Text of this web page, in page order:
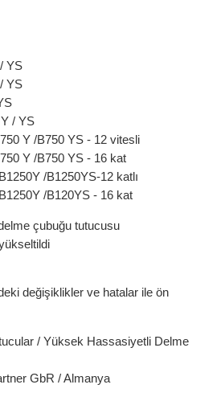
YS
YS
/ YS
Y /B750 YS - 12 vitesli
Y /B750 YS - 16 kat
/B1250YS-12 katlı
/B120YS - 16 kat
çubuğu tutucusu
değişiklikler ve hatalar ile ön
/ Yüksek Hassasiyetli Delme
GbR / Almanya